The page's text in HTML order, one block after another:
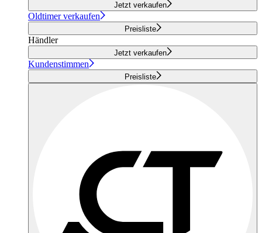
Jetzt verkaufen
Oldtimer verkaufen
Preisliste
Händler
Jetzt verkaufen
Kundenstimmen
Preisliste